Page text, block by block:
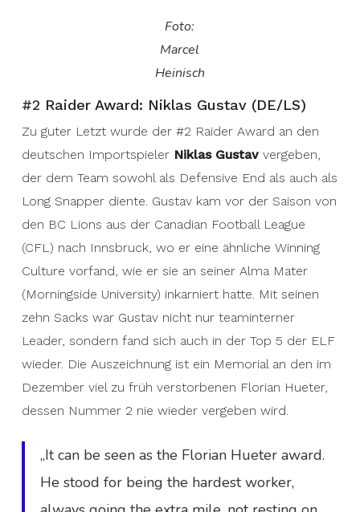
Foto:
Marcel
Heinisch
#2 Raider Award: Niklas Gustav (DE/LS)
Zu guter Letzt wurde der #2 Raider Award an den
deutschen Importspieler Niklas Gustavvergeben,
der dem Team sowohl als Defensive End als auch als
Long Snapper diente. Gustav kam vor der Saison von
den BC Lions aus der Canadian Football League
(CFL) nach Innsbruck, wo er eine ähnliche Winning
Culture vorfand, wie er sie an seiner Alma Mater
(Morningside University) inkarniert hatte. Mit seinen
zehn Sacks war Gustav nicht nur teaminterner
Leader, sondern fand sich auch in der Top 5 der ELF
wieder. Die Auszeichnung ist ein Memorial an den im
Dezember viel zu früh verstorbenen Florian Hueter,
dessen Nummer 2 nie wieder vergeben wird.
„It can be seen as the Florian Hueter award.
He stood for being the hardest worker,